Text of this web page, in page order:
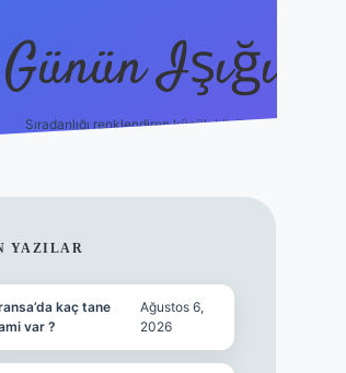
Günün Işığı
Sıradanlığı renklendiren küçük bilgiler.
YAZILAR
kaç tane
var ?
Ağustos 6,
2026
grand opera bet